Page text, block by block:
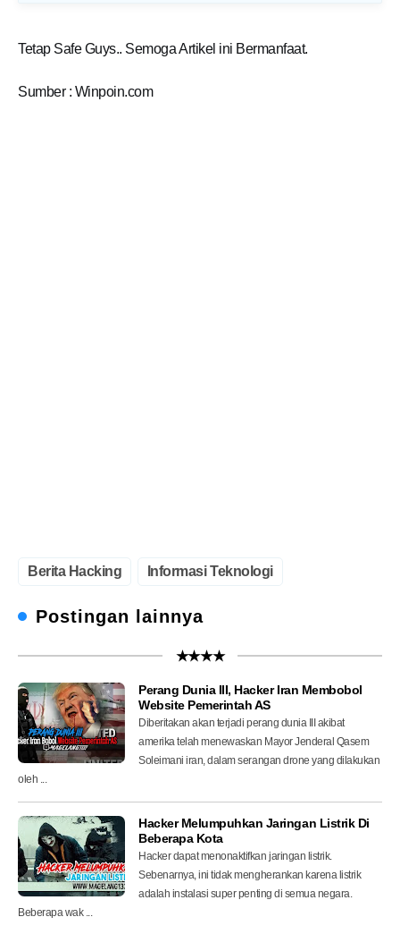
Tetap Safe Guys.. Semoga Artikel ini Bermanfaat.
Sumber : Winpoin.com
Berita Hacking Informasi Teknologi
Postingan lainnya
★★★★
Perang Dunia III, Hacker Iran Membobol
Website Pemerintah AS
Diberitakan akan terjadi perang dunia III akibat
amerika telah menewaskan Mayor Jenderal Qasem
Soleimani iran, dalam serangan drone yang dilakukan
oleh ...
Hacker Melumpuhkan Jaringan Listrik Di
Beberapa Kota
Hacker dapat menonaktifkan jaringan listrik.
Sebenarnya, ini tidak mengherankan karena listrik
adalah instalasi super penting di semua negara.
Beberapa wak ...